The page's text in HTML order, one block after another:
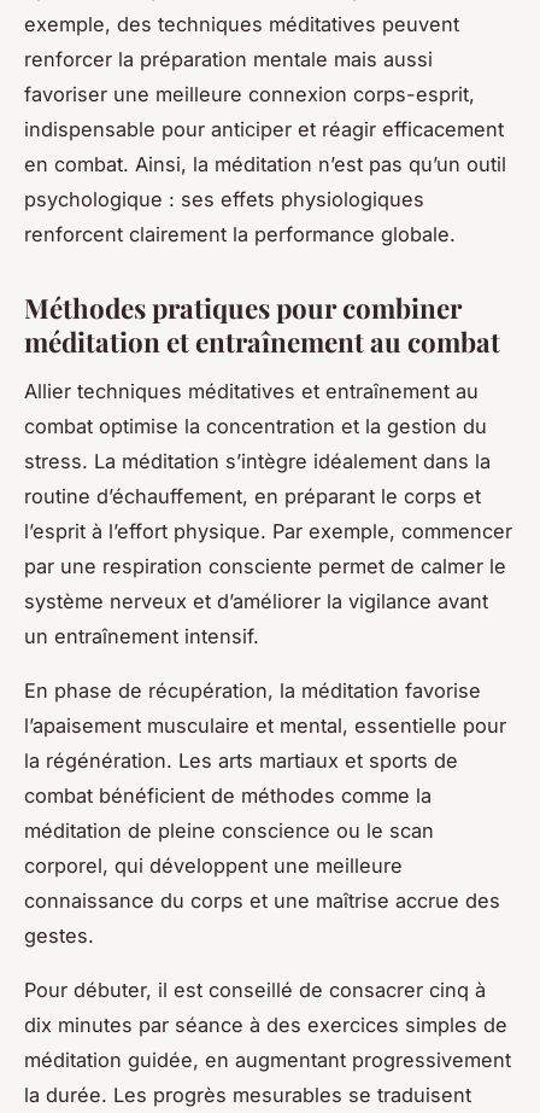
exemple, des techniques méditatives peuvent
renforcer la préparation mentale mais aussi
favoriser une meilleure connexion corps-esprit,
indispensable pour anticiper et réagir efficacement
en combat. Ainsi, la méditation n’est pas qu’un outil
psychologique : ses effets physiologiques
renforcent clairement la performance globale.
Méthodes pratiques pour combiner
méditation et entraînement au combat
Allier techniques méditatives et entraînement au
combat optimise la concentration et la gestion du
stress. La méditation s’intègre idéalement dans la
routine d’échauffement, en préparant le corps et
l’esprit à l’effort physique. Par exemple, commencer
par une respiration consciente permet de calmer le
système nerveux et d’améliorer la vigilance avant
un entraînement intensif.
En phase de récupération, la méditation favorise
l’apaisement musculaire et mental, essentielle pour
la régénération. Les arts martiaux et sports de
combat bénéficient de méthodes comme la
méditation de pleine conscience ou le scan
corporel, qui développent une meilleure
connaissance du corps et une maîtrise accrue des
gestes.
Pour débuter, il est conseillé de consacrer cinq à
dix minutes par séance à des exercices simples de
méditation guidée, en augmentant progressivement
la durée. Les progrès mesurables se traduisent